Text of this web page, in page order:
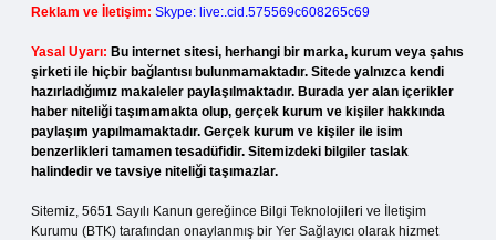
Reklam ve İletişim: Skype: live:.cid.575569c608265c69
Yasal Uyarı: Bu internet sitesi, herhangi bir marka, kurum veya şahıs
şirketi ile hiçbir bağlantısı bulunmamaktadır. Sitede yalnızca kendi
hazırladığımız makaleler paylaşılmaktadır. Burada yer alan içerikler
haber niteliği taşımamakta olup, gerçek kurum ve kişiler hakkında
paylaşım yapılmamaktadır. Gerçek kurum ve kişiler ile isim
benzerlikleri tamamen tesadüfidir. Sitemizdeki bilgiler taslak
halindedir ve tavsiye niteliği taşımazlar.
Sitemiz, 5651 Sayılı Kanun gereğince Bilgi Teknolojileri ve İletişim
Kurumu (BTK) tarafından onaylanmış bir Yer Sağlayıcı olarak hizmet